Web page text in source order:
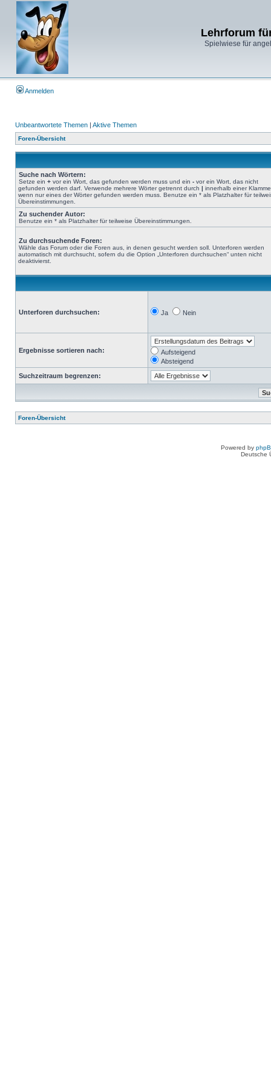
Lehrforum
Spielwiese für
Anmelden
Unbeantwortete Themen | Aktive Themen
Foren-Übersicht
Suche nach Wörtern:
Setze ein + vor ein Wort, das gefunden werden muss und ein - vor ein Wort, das nicht
gefunden werden darf. Verwende mehrere Wörter getrennt durch | innerhalb einer
wenn nur eines der Wörter gefunden werden muss. Benutze ein * als Platzhalter für
Übereinstimmungen.
Zu suchender Autor:
Benutze ein * als Platzhalter für teilweise Übereinstimmungen.
Zu durchsuchende Foren:
Wähle das Forum oder die Foren aus, in denen gesucht werden soll. Unterforen werden
automatisch mit durchsucht, sofern du die Option „Unterforen durchsuchen“ unten nicht
deaktivierst.
Unterforen durchsuchen: Ja Nein
Ergebnisse sortieren nach:
Aufsteigend
Absteigend
Suchzeitraum begrenzen:
Foren-Übersicht
Powered by
Deutsche